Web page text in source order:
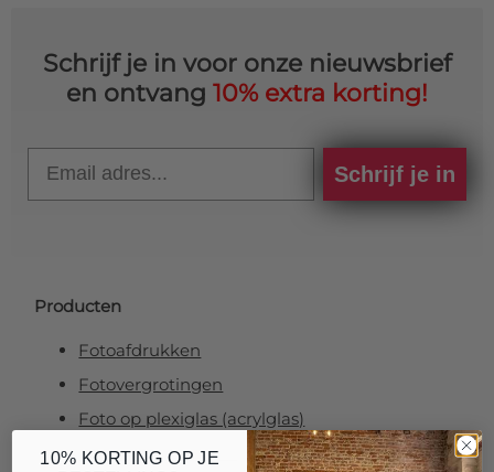
Schrijf je in voor onze nieuwsbrief
en ontvang 10% extra korting!
Schrijf je in
Producten
Fotoafdrukken
Fotovergrotingen
Foto op plexiglas (acrylglas)
Foto op aluminium
10% KORTING OP JE